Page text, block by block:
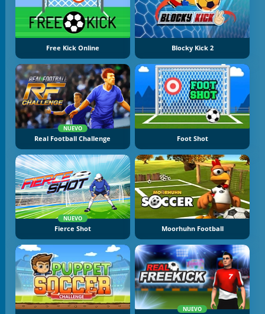
Free Kick Online Blocky Kick 2
NUEVO
Real Football Challenge Foot Shot
NUEVO
Fierce Shot Moorhuhn Football
NUEVO